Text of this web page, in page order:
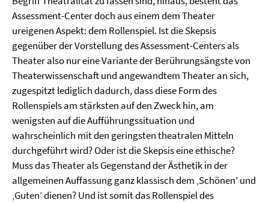
Assessment-Center doch aus einem dem Theater
ureigenen Aspekt: dem Rollenspiel. Ist die Skepsis
gegenüber der Vorstellung des Assessment-Centers als
Theater also nur eine Variante der Berührungsängste von
Theaterwissenschaft und angewandtem Theater an sich,
zugespitzt lediglich dadurch, dass diese Form des
Rollenspiels am stärksten auf den Zweck hin, am
wenigsten auf die Aufführungssituation und
wahrscheinlich mit den geringsten theatralen Mitteln
durchgeführt wird? Oder ist die Skepsis eine ethische?
Muss das Theater als Gegenstand der Ästhetik in der
allgemeinen Auffassung ganz klassisch dem ‚Schönen’ und
‚Guten’ dienen? Und ist somit das Rollenspiel des